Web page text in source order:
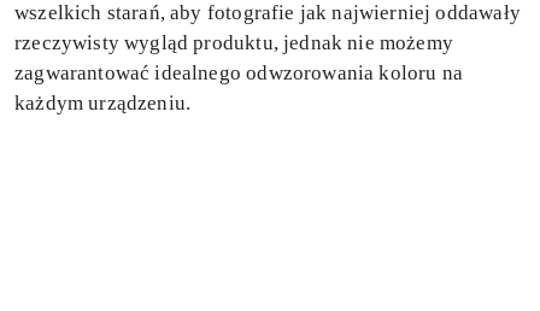
wszelkich starań, aby fotografie jak najwierniej oddawały
rzeczywisty wygląd produktu, jednak nie możemy
zagwarantować idealnego odwzorowania koloru na
każdym urządzeniu.